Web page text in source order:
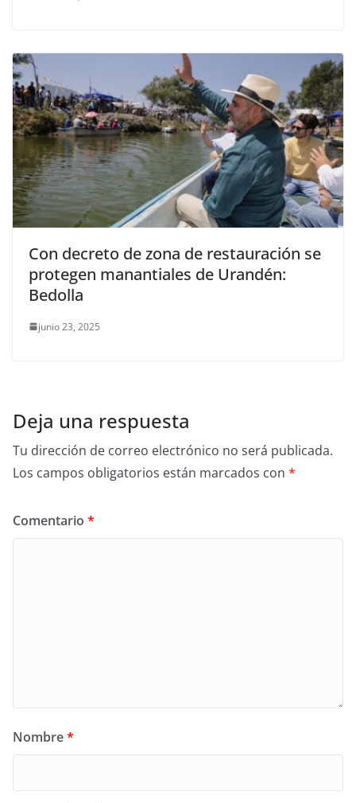
Con decreto de zona de restauración se
protegen manantiales de Urandén:
Bedolla
junio 23, 2025
Deja una respuesta
Tu dirección de correo electrónico no será publicada.
Los campos obligatorios están marcados con *
Comentario *
Nombre*